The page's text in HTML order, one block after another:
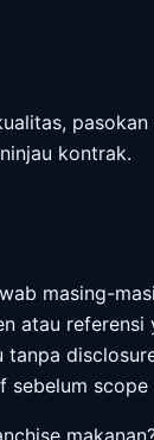
kontrak.
masing-
atau referensi